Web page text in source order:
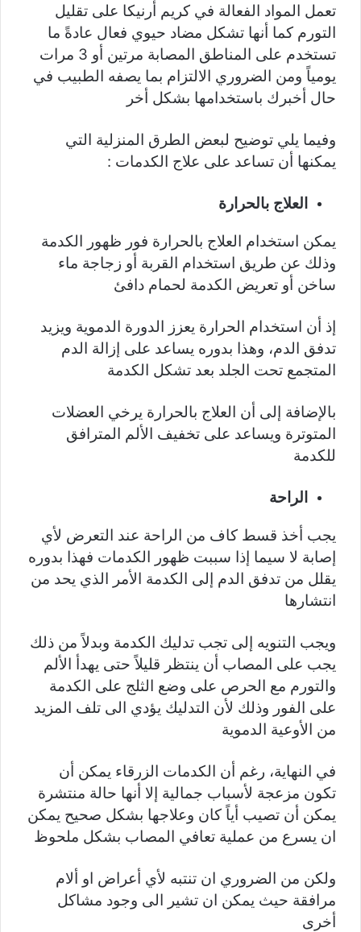
تعمل المواد الفعالة في كريم أرنيكا على تقليل
التورم كما أنها تشكل مضاد حيوي فعال عادةً ما
تستخدم على المناطق المصابة مرتين أو 3 مرات
يومياً ومن الضروري الالتزام بما يصفه الطبيب في
حال أخبرك باستخدامها بشكل أخر
وفيما يلي توضيح لبعض الطرق المنزلية التي
يمكنها أن تساعد على علاج الكدمات :
العلاج بالحرارة
يمكن استخدام العلاج بالحرارة فور ظهور الكدمة
وذلك عن طريق استخدام القربة أو زجاجة ماء
ساخن أو تعريض الكدمة لحمام دافئ
إذ أن استخدام الحرارة يعزز الدورة الدموية ويزيد
تدفق الدم، وهذا بدوره يساعد على إزالة الدم
المتجمع تحت الجلد بعد تشكل الكدمة
بالإضافة إلى أن العلاج بالحرارة يرخي العضلات
المتوترة ويساعد على تخفيف الألم المترافق
للكدمة
الراحة
يجب أخذ قسط كاف من الراحة عند التعرض لأي
إصابة لا سيما إذا سببت ظهور الكدمات فهذا بدوره
يقلل من تدفق الدم إلى الكدمة الأمر الذي يحد من
انتشارها
ويجب التنويه إلى تجب تدليك الكدمة وبدلاً من ذلك
يجب على المصاب أن ينتظر قليلاً حتى يهدأ الألم
والتورم مع الحرص على وضع الثلج على الكدمة
على الفور وذلك لأن التدليك يؤدي الى تلف المزيد
من الأوعية الدموية
في النهاية، رغم أن الكدمات الزرقاء يمكن أن
تكون مزعجة لأسباب جمالية إلا أنها حالة منتشرة
يمكن أن تصيب أياً كان وعلاجها بشكل صحيح يمكن
ان يسرع من عملية تعافي المصاب بشكل ملحوظ
ولكن من الضروري ان تنتبه لأي أعراض او ألام
مرافقة حيث يمكن ان تشير الى وجود مشاكل
أخرى